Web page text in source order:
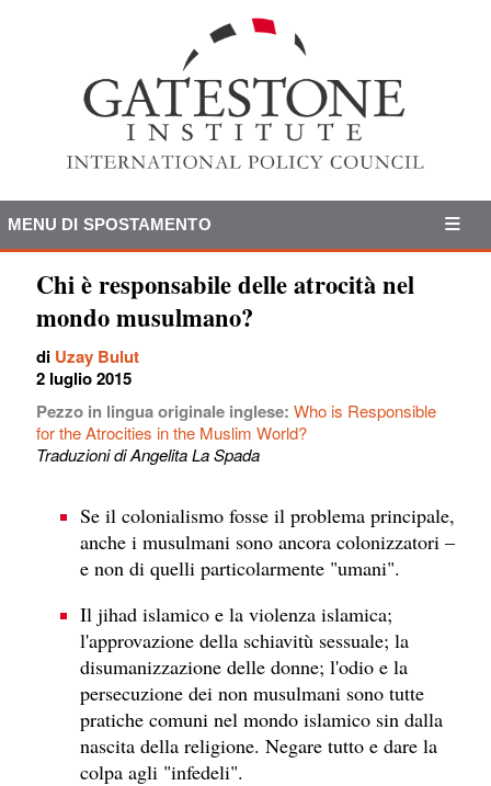
MENU DI SPOSTAMENTO
Chi è responsabile delle atrocità nel
mondo musulmano?
di Uzay Bulut
2 luglio 2015
Pezzo in lingua originale inglese: Who is Responsible
for the Atrocities in the Muslim World?
Traduzioni di Angelita La Spada
Se il colonialismo fosse il problema principale,
anche i musulmani sono ancora colonizzatori –
e non di quelli particolarmente "umani".
Il jihad islamico e la violenza islamica;
l'approvazione della schiavitù sessuale; la
disumanizzazione delle donne; l'odio e la
persecuzione dei non musulmani sono tutte
pratiche comuni nel mondo islamico sin dalla
nascita della religione. Negare tutto e dare la
colpa agli "infedeli".